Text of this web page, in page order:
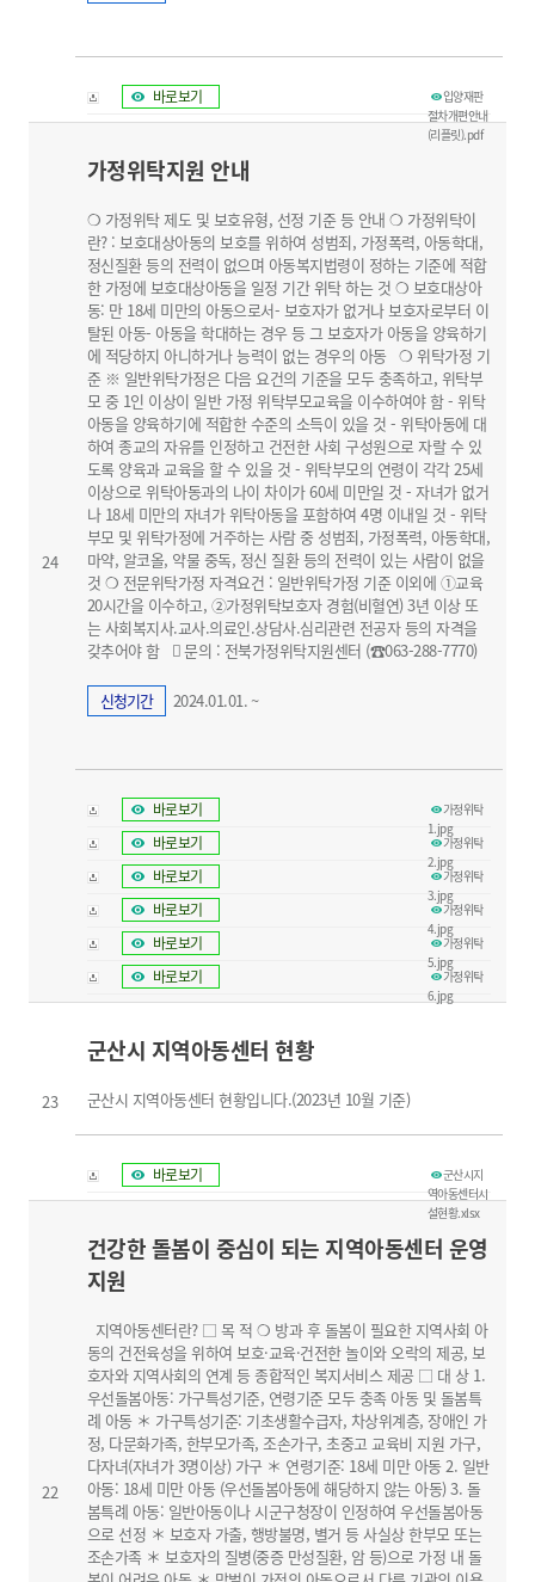
입양재판
절차개편안내
(리플릿).pdf
바로보기
24
가정위탁지원 안내
❍ 가정위탁 제도 및 보호유형, 선정 기준 등 안내 ❍ 가정위탁이
란? : 보호대상아동의 보호를 위하여 성범죄, 가정폭력, 아동학대,
정신질환 등의 전력이 없으며 아동복지법령이 정하는 기준에 적합
한 가정에 보호대상아동을 일정 기간 위탁 하는 것 ❍ 보호대상아
동: 만 18세 미만의 아동으로서- 보호자가 없거나 보호자로부터 이
탈된 아동- 아동을 학대하는 경우 등 그 보호자가 아동을 양육하기
에 적당하지 아니하거나 능력이 없는 경우의 아동 ❍ 위탁가정 기
준 ※ 일반위탁가정은 다음 요건의 기준을 모두 충족하고, 위탁부
모 중 1인 이상이 일반 가정 위탁부모교육을 이수하여야 함 - 위탁
아동을 양육하기에 적합한 수준의 소득이 있을 것 - 위탁아동에 대
하여 종교의 자유를 인정하고 건전한 사회 구성원으로 자랄 수 있
도록 양육과 교육을 할 수 있을 것 - 위탁부모의 연령이 각각 25세
이상으로 위탁아동과의 나이 차이가 60세 미만일 것 - 자녀가 없거
나 18세 미만의 자녀가 위탁아동을 포함하여 4명 이내일 것 - 위탁
부모 및 위탁가정에 거주하는 사람 중 성범죄, 가정폭력, 아동학대,
마약, 알코올, 약물 중독, 정신 질환 등의 전력이 있는 사람이 없을
것 ❍ 전문위탁가정 자격요건 : 일반위탁가정 기준 이외에 ①교육
20시간을 이수하고, ②가정위탁보호자 경험(비혈연) 3년 이상 또
는 사회복지사.교사.의료인.상담사.심리관련 전공자 등의 자격을
갖추어야 함  문의 : 전북가정위탁지원센터 (☎063-288-7770)
신청기간 2024.01.01. ~
가정위탁
1.jpg
바로보기
가정위탁
2.jpg
바로보기
가정위탁
3.jpg
바로보기
가정위탁
4.jpg
바로보기
가정위탁
5.jpg
바로보기
가정위탁
6.jpg
바로보기
23
군산시 지역아동센터 현황
군산시 지역아동센터 현황입니다.(2023년 10월 기준)
군산시지
역아동센터시
설현황.xlsx
바로보기
22
건강한 돌봄이 중심이 되는 지역아동센터 운영
지원
지역아동센터란? □ 목 적 ❍ 방과 후 돌봄이 필요한 지역사회 아
동의 건전육성을 위하여 보호·교육·건전한 놀이와 오락의 제공, 보
호자와 지역사회의 연계 등 종합적인 복지서비스 제공 □ 대 상 1.
우선돌봄아동: 가구특성기준, 연령기준 모두 충족 아동 및 돌봄특
례 아동 ＊ 가구특성기준: 기초생활수급자, 차상위계층, 장애인 가
정, 다문화가족, 한부모가족, 조손가구, 초중고 교육비 지원 가구,
다자녀(자녀가 3명이상) 가구 ＊ 연령기준: 18세 미만 아동 2. 일반
아동: 18세 미만 아동 (우선돌봄아동에 해당하지 않는 아동) 3. 돌
봄특례 아동: 일반아동이나 시군구청장이 인정하여 우선돌봄아동
으로 선정 ＊ 보호자 가출, 행방불명, 별거 등 사실상 한부모 또는
조손가족 ＊ 보호자의 질병(중증 만성질환, 암 등)으로 가정 내 돌